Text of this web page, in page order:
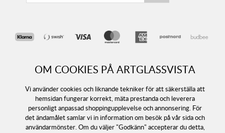
OM COOKIES PÅ ARTGLASSVISTA
Vi använder cookies och liknande tekniker för att säkerställa att
hemsidan fungerar korrekt, mäta prestanda och leverera
personligt anpassad shoppingupplevelse och annonsering. För
det ändamålet samlar vi in information om besök på vår sida och
användarmönster. Om du väljer "Godkänn" accepterar du detta,
Följ oss